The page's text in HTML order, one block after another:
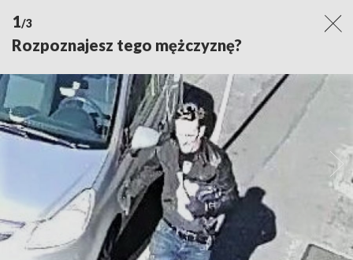
1/3
Rozpoznajesz tego mężczyznę?